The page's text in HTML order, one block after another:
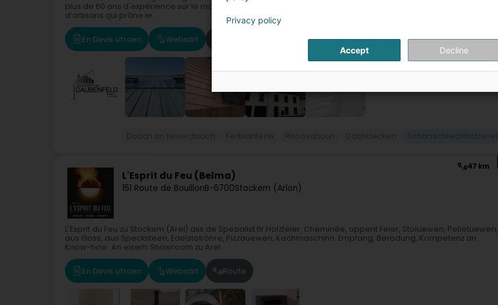
plus de 60 ans d'expérience sur le marché luxembourgeois. Nous sommes la 3ème génération d’une famille
d’artisans qui prône le...
En Devis ufroen Websäit
47 km
L'Esprit du Feu (Belma)
151 Route de BouillonB-6700Stockem (Arlon)
L'Esprit du Feu zu Stockem (Arel) ass de Spezialist fir Holzfeier: Cheminée, oppent Feier, Stoluewen, Pelletuewen,
aus Goss, aus Specksteen, Edelstolröhre, Pizzauewen, Kachmaschinn. Empfang, Berodung, Kompetenz an
Know-how. An eisem Showroom zu Arel...
En Devis ufroen Websäit Route
Privacy policy
Accept Decline